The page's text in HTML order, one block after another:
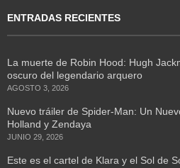
ENTRADAS RECIENTES
La muerte de Robin Hood: Hugh
oscuro del legendario arquero
AGOSTO 3, 2026
Nuevo tráiler de Spider-Man: Un
Holland y Zendaya
JUNIO 29, 2026
Este es el cartel de Klara y el Sol de